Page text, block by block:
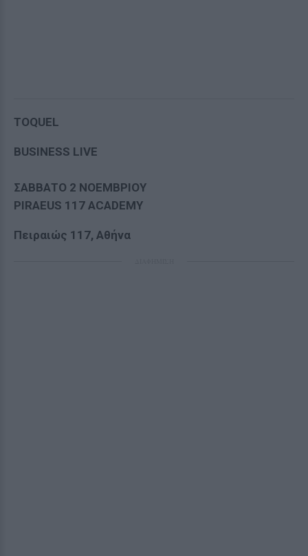
TOQUEL
BUSINESS LIVE
ΣΑΒΒΑΤΟ 2 ΝΟΕΜΒΡΙΟΥ
PIRAEUS 117 ACADEMY
Πειραιώς 117, Αθήνα